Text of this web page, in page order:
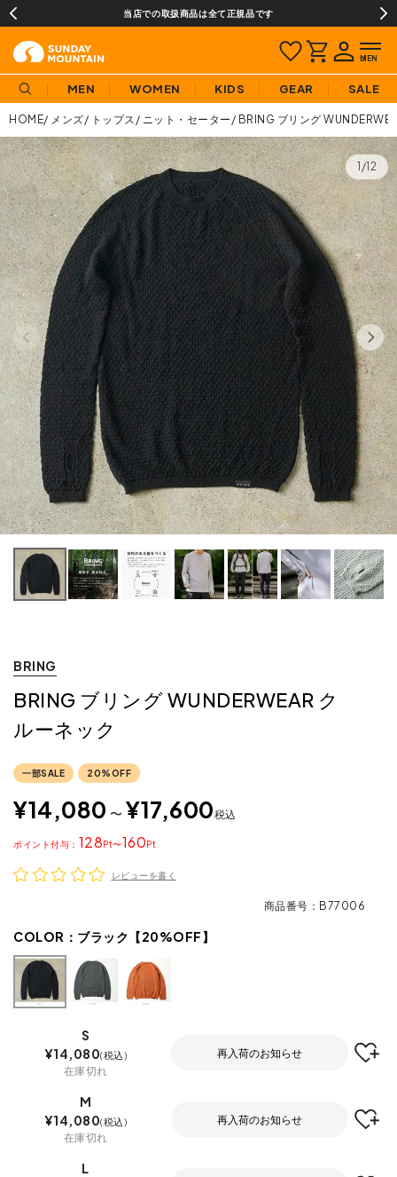
当店での取扱商品は全て正規品です
MEN WOMEN KIDS GEAR SALE
HOME メンズ トップス ニット・セーター BRING ブリング
1/12
BRING
BRING ブリング WUNDERWEAR ク
ルーネック
一部SALE 20%OFF
¥14,080 〜 ¥17,600税込
128 〜160
ポイント
レビューを書く
商品番号 B77006
COLOR： ブラック【20%OFF】
S
¥14,080 税込
在庫切れ
再入荷のお知らせ
M
¥14,080 税込
在庫切れ
再入荷のお知らせ
L